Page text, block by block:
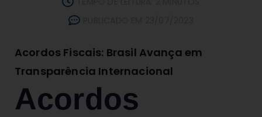
Acordos Fiscais: Brasil Avança em
Transparência Internacional
Acordos